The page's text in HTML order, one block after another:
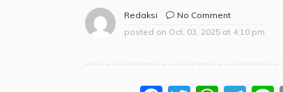
Redaksi
No Comment
posted on Oct. 03, 2025 at 4:10 pm